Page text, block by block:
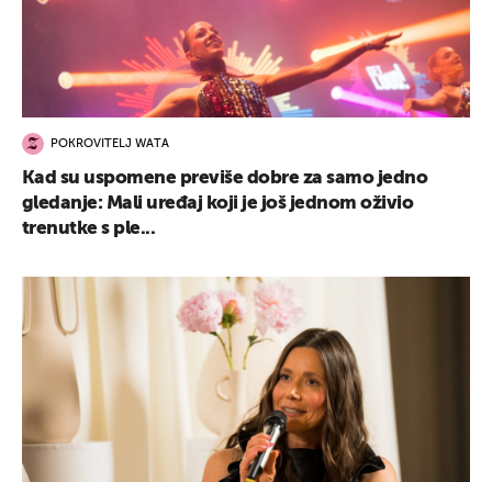
POKROVITELJ WATA
Kad su uspomene previše dobre za samo jedno
gledanje: Mali uređaj koji je još jednom oživio
trenutke s ple...